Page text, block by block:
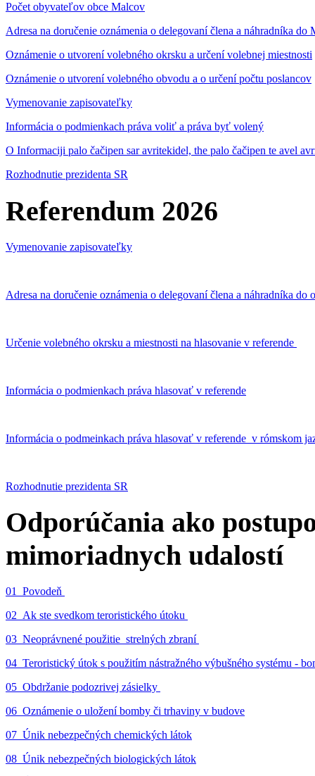
Počet obyvateľov obce Malcov
Adresa na doručenie oznámenia o delegovaní člena a náhradníka
Oznámenie o utvorení volebného okrsku a určení volebnej miestnosti
Oznámenie o utvorení volebného obvodu a o určení počtu poslancov
Vymenovanie zapisovateľky
Informácia o podmienkach práva voliť a práva byť volený
O Informaciji palo čačipen sar avritekidel, the palo čačipen te avel
Rozhodnutie prezidenta SR
Referendum 2026
Vymenovanie zapisovateľky
Adresa na doručenie oznámenia o delegovaní člena a náhradníka
Určenie volebného okrsku a miestnosti na hlasovanie v referende
Informácia o podmienkach práva hlasovať v referende
Informácia o podmeinkach práva hlasovať v referende v rómskom
Rozhodnutie prezidenta SR
Odporúčania ako
mimoriadnych udalostí
01_Povodeň
02_Ak ste svedkom teroristického útoku
03_Neoprávnené použitie strelných zbraní
04_Teroristický útok s použitím nástražného výbušného systému -
05_Obdržanie podozrivej zásielky
06_Oznámenie o uložení bomby či trhaviny v budove
07_Únik nebezpečných chemických látok
08_Únik nebezpečných biologických látok